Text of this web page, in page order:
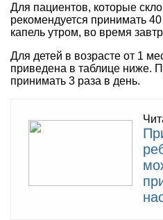
Для пациентов, которые
рекомендуется принимать
капель утром, во время
Для детей в возрасте от 1
приведена в таблице ниже.
принимать 3 раза в день.